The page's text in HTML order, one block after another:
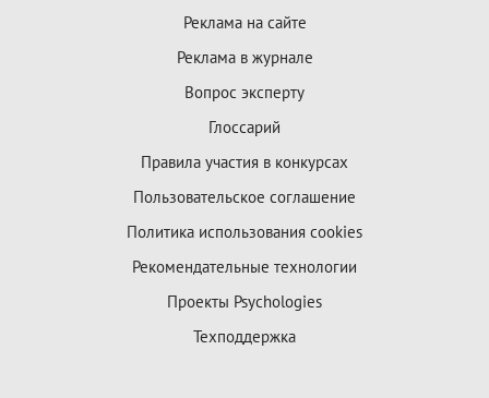
Реклама на сайте
Реклама в журнале
Вопрос эксперту
Глоссарий
Правила участия в конкурсах
Пользовательское соглашение
Политика использования cookies
Рекомендательные технологии
Проекты Psychologies
Техподдержка